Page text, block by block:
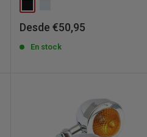
Precio
venta
Desde €50,95
En stock